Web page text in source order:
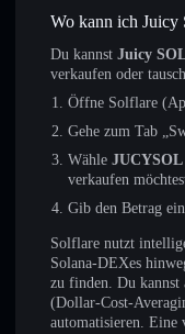
Wo kann ich Juicy
Du kannst Juicy
verkaufen oder
Öffne Solflare
Gehe zum Tab
Wähle JUCYSOL
verkaufen
Gib den Betrag
Solflare nutzt
Solana-DEXes
zu finden. Du kannst
(Dollar-Cost-
automatisieren. Eine